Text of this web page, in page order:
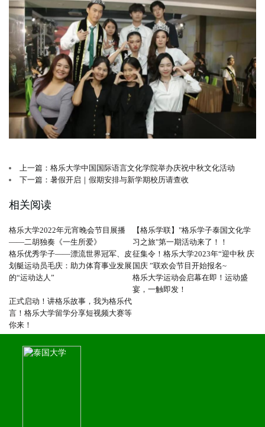
上一篇：格乐大学中国国际语言文化学院举办庆祝中秋文化活动
下一篇：暑假开启｜假期安排与新学期校历请查收
相关阅读
格乐大学2022年元宵晚会节目展播
——二胡独奏《一生所爱》
【格乐学联】"格乐学子泰国文化学
习之旅"第一期活动来了！！
格乐优秀学子——漂流世界冠军、皮
划艇运动员毛庆：助力体育事业发展
的“运动达人”
征集令！格乐大学2023年“迎中秋 庆
国庆 ”联欢会节目开始报名~
格乐大学运动会启幕在即！运动盛
宴，一触即发！
正式启动！讲格乐故事，我为格乐代
言！格乐大学留学分享短视频大赛等
你来！